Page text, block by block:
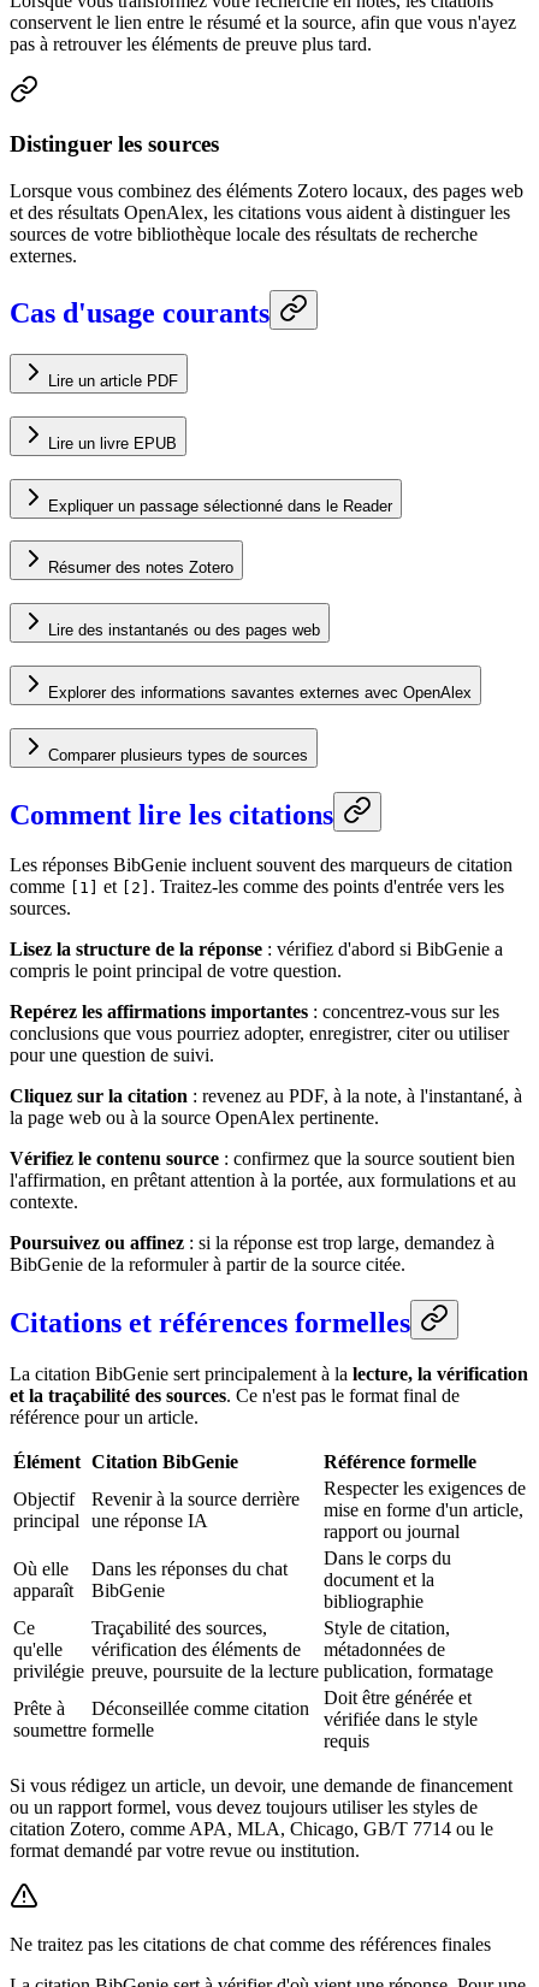
conservent le lien entre le résumé et la source, afin que vous n'ayez
pas à retrouver les éléments de preuve plus tard.
Distinguer les sources
Lorsque vous combinez des éléments Zotero locaux, des pages web
et des résultats OpenAlex, les citations vous aident à distinguer les
sources de votre bibliothèque locale des résultats de recherche
externes.
Cas d'usage courants
Lire un article PDF
Lire un livre EPUB
Expliquer un passage sélectionné dans le Reader
Résumer des notes Zotero
Lire des instantanés ou des pages web
Explorer des informations savantes externes avec OpenAlex
Comparer plusieurs types de sources
Comment lire les citations
Les réponses BibGenie incluent souvent des marqueurs de citation
comme
[1] et [2] . Traitez-les comme des points d'entrée vers les
sources.
Lisez la structure de la réponse : vérifiez d'abord si BibGenie a
compris le point principal de votre question.
Repérez les affirmations importantes : concentrez-vous sur les
conclusions que vous pourriez adopter, enregistrer, citer ou utiliser
pour une question de suivi.
Cliquez sur la citation : revenez au PDF, à la note, à l'instantané, à
la page web ou à la source OpenAlex pertinente.
Vérifiez le contenu source : confirmez que la source soutient bien
l'affirmation, en prêtant attention à la portée, aux formulations et au
contexte.
Poursuivez ou affinez : si la réponse est trop large, demandez à
BibGenie de la reformuler à partir de la source citée.
Citations et références formelles
La citation BibGenie sert principalement à la lecture, la vérification
et la traçabilité des sources. Ce n'est pas le format final de
référence pour un article.
Élément Citation BibGenie
Référence formelle
Objectif
principal
Revenir à la source derrière
une réponse IA
Respecter les exigences de
mise en forme d'un article,
rapport ou journal
Où elle
apparaît
Dans les réponses du chat
BibGenie
Dans le corps du
document et la
bibliographie
Ce
qu'elle
privilégie
Traçabilité des sources,
vérification des éléments de
preuve, poursuite de la lecture
Style de citation,
métadonnées de
publication, formatage
Prête à
soumettre
Déconseillée comme citation
formelle
Doit être générée et
vérifiée dans le style
requis
Si vous rédigez un article, un devoir, une demande de financement
ou un rapport formel, vous devez toujours utiliser les styles de
citation Zotero, comme APA, MLA, Chicago, GB/T 7714 ou le
format demandé par votre revue ou institution.
Ne traitez pas les citations de chat comme des références finales